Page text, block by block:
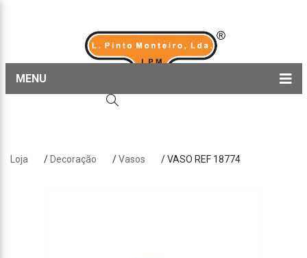
MENU
Sobre nós
Loja / Decoração /Vasos / VASO REF 18774